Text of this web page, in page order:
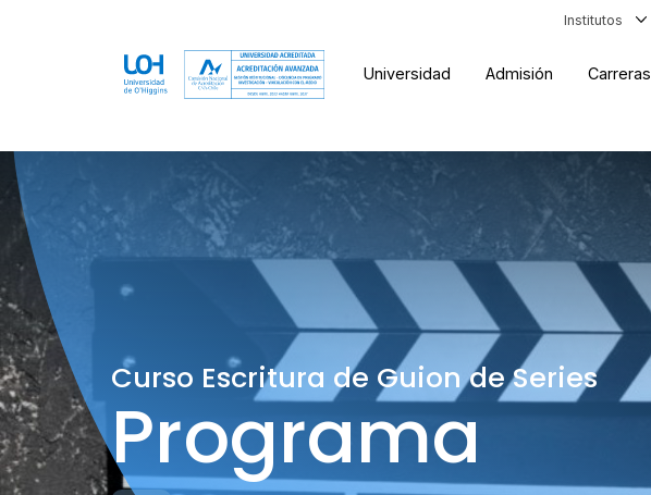
Institutos
Universidad Admisión Carreras
Curso Escritura de Guion de Series
Programa